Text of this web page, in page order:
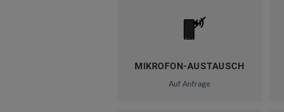
MIKROFON-AUSTAUSCH
Auf Anfrage